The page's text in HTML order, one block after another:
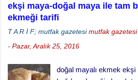
ekşi maya-doğal maya ile tam
ekmeği tarifi
T A R İ F; mutfak gazetesi mutfak gazetesi
- Pazar, Aralık 25, 2016
doğal mayalı ekmek